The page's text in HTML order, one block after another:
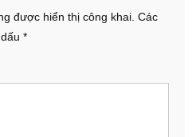
được hiển thị công khai. Các
*